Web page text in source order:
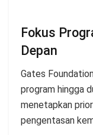
Fokus
Depan
Gates
program hingga
menetapkan
pengentasan